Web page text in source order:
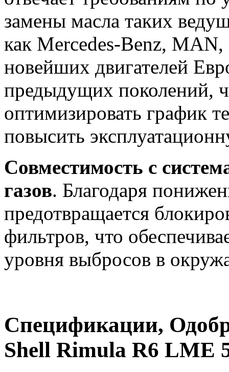
замены масла таких
как Mercedes-Benz,
новейших двигателей
предыдущих поколений,
оптимизировать график
повысить
Совместимость с
газов. Благодаря
предотвращается
фильтров, что
уровня выбросов в
Спецификации,
Shell Rimula R6 LME